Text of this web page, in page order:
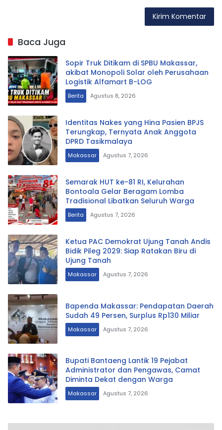
Baca Juga
Sopir Truk Ditikam di SPBU Makassar,
akibat Monopoli Solar oleh Perusahaan
Logistik Alfamart B-LOG
Berita Agustus 8, 2026
Identitas Nakes yang Hina Pasien BPJS
Terungkap, Ternyata Anak Anggota
DPRD Tasikmalaya
Makassar Agustus 7, 2026
Semarak HUT ke-81 RI, Kelurahan
Bontoala Gelar Beragam Lomba
Tradisional Libatkan Seluruh Warga
Berita Agustus 7, 2026
Ketua PAC Demokrat Ujung Tanah Andis
Bidik Pileg 2029: Siap Ratakan Biru di
Ujung Tanah
Makassar Agustus 7, 2026
Bapenda Makassar: Pendapatan Daerah
Sudah 49 Persen, Surplus Rp130 Miliar
Makassar Agustus 7, 2026
Bupati Bantaeng Lantik 19 Pejabat
Administrator dan Pengawas, Camat
Diminta Dekat dengan Warga
Makassar Agustus 7, 2026